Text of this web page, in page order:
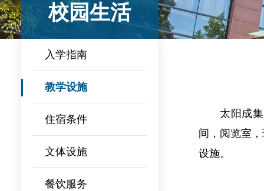
校园生活
入学指南
教学设施
住宿条件
文体设施
餐饮服务
太阳成
间，阅览室
设施。